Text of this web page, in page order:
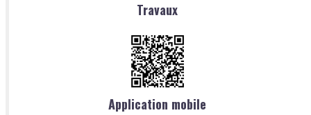
Travaux
Application mobile